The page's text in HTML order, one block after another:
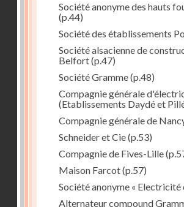
Société anonyme des hauts
(p.44)
Société des établissements
Société alsacienne de
Belfort(p.47)
Société Gramme(p.48)
Compagnie générale
(Etablissements Daydé et
Compagnie générale de
Schneider et Cie(p.53)
Compagnie de Fives-Lille
Maison Farcot(p.57)
Société anonyme « Electricité
Alternateur compound